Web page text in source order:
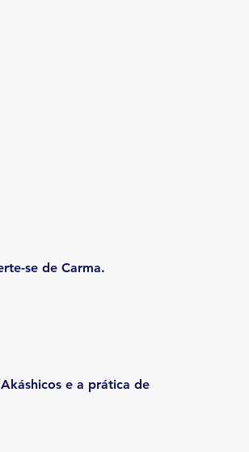
se de Carma.
e a prática de